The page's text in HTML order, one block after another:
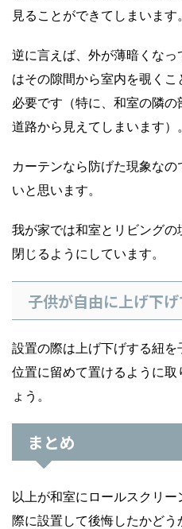
見ることができてしまいます。
逆に言えば、外が薄暗くな
はその隙間から室内を覗く
必要です（特に、和室の隣
道路から見えてしまいます）。
カーテンなら防げた現象な
いと思います。
我が家では和室とリビング
閉じるようにしています。
子供が自由に上げ下
設置の際は上げ下げする紐
位置に留めて置けるように
ょう。
まとめ
以上が和室にロールスクリ
際に設置して後悔したかど